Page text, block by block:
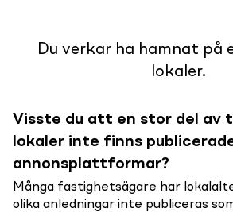
Du verkar ha hamnat på
lokaler.
Visste du att en stor del av
lokaler inte finns
annonsplattformar?
Många fastighetsägare har
olika anledningar inte publiceras